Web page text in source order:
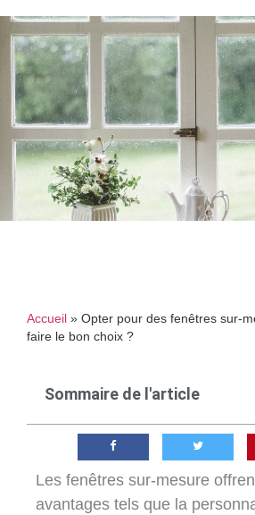
Accueil » Opter pour des fenêtres sur-
faire le bon choix ?
Sommaire de l'article
Les fenêtres sur-mesure
avantages tels que la